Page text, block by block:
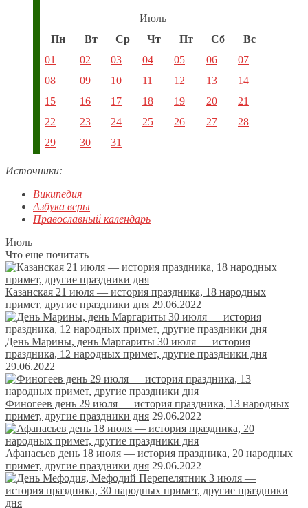
Июль
Пн
Вт Ср Чт Пт Сб
Вс
01
02 03 04 05 06
07
08
09 10 11 12 13
14
15
16 17 18 19 20
21
22
23 24 25 26 27
28
29
30 31
Источники:
Википедия
Азбука веры
Православный календарь
Июль
Что еще почитать
Казанская 21 июля — история праздника, 18 народных
примет, другие праздники дня 29.06.2022
День Марины, день Маргариты 30 июля — история
праздника, 12 народных примет, другие праздники дня
29.06.2022
Финогеев день 29 июля — история праздника, 13 народных
примет, другие праздники дня 29.06.2022
Афанасьев день 18 июля — история праздника, 20 народных
примет, другие праздники дня 29.06.2022